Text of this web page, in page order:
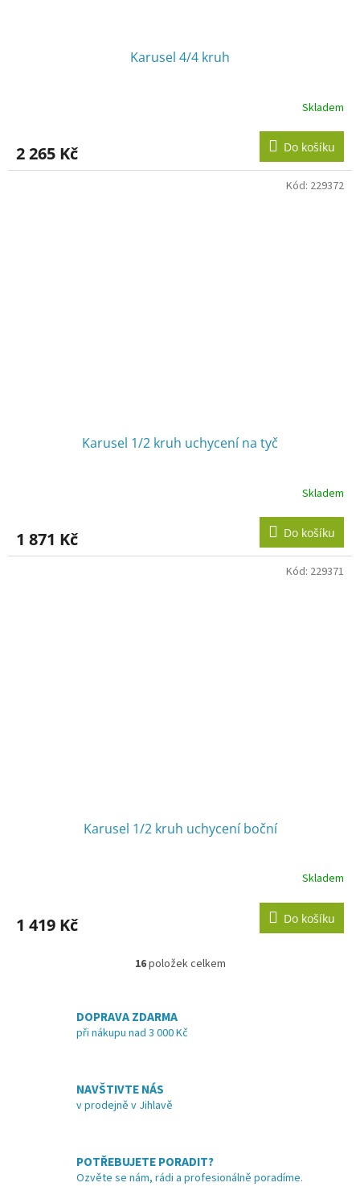
Karusel 4/4 kruh
Skladem
2 265 Kč Do košíku
Karusel 1/2 kruh uchycení na tyč
Skladem
1 871 Kč Do košíku
Kód: 229372
Karusel 1/2 kruh uchycení boční
Skladem
1 419 Kč Do košíku
Kód: 229371
O
d
y
v
ý
16položek celkem
DOPRAVA ZDARMA
při nákupu nad 3 000 Kč
NAVŠTIVTE NÁS
v prodejně v Jihlavě
POTŘEBUJETE PORADIT?
Ozvěte se nám, rádi a profesionálně poradíme.